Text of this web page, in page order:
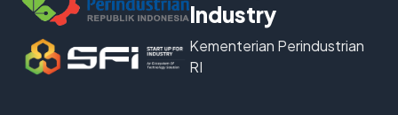
Industry
Kementerian Perindustrian
RI